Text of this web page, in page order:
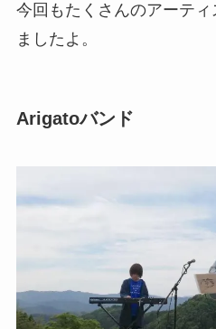
今回もたくさんのアーテ
ましたよ。
Arigatoバンド